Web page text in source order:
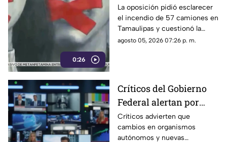
0:26
incendio de 57
camiones en
Tamaulipas
La oposición pidió esclarecer
el incendio de 57 camiones en
Tamaulipas y cuestionó la
versión presentada por las
agosto 05, 2026 07:26 p. m.
Críticos del Gobierno
Federal alertan por
presuntos intentos de
controlar la
Críticos advierten que
cambios en organismos
autónomos y nuevas